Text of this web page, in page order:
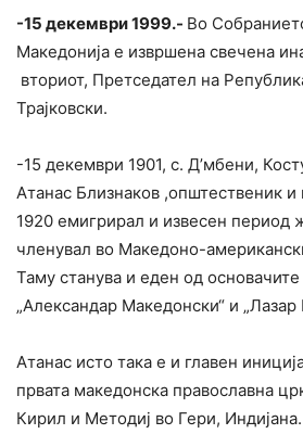
-15 декември 1999.- Во
Македонија е извршена свечена
вториот, Претседател на
Трајковски.
-15 декември 1901, с. Д’мбени,
Атанас Близнаков ,општественик и
1920 емигрирал и извесен период
членувал во Македоно-
Таму станува и еден од
„Александар Македонски“ и „Лазар
Атанас исто така е и главен
првата македонска православна
Кирил и Методиј во Гери,